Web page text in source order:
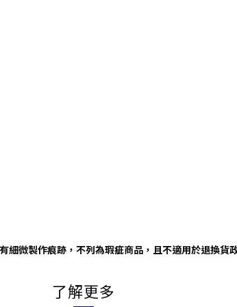
細微製作痕跡，不列為瑕疵商品，且不適用於退換貨
了解更多